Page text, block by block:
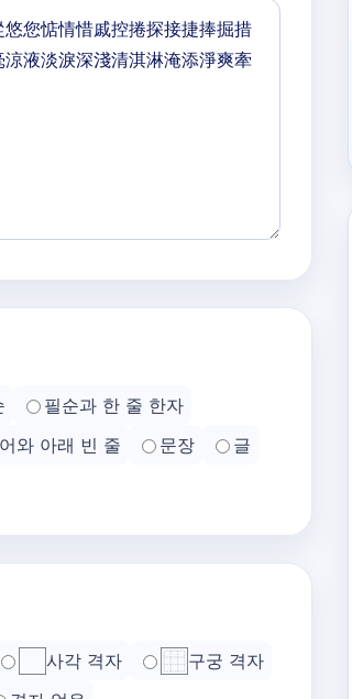
필순과 한 줄 한자
와 아래 빈 줄 문장
글
사각 격자
구궁 격자